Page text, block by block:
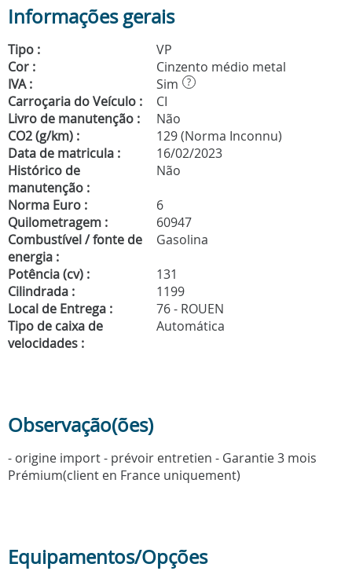
Informações gerais
Tipo :
VP
Cor :
Cinzento médio metal
IVA :
Sim ?
Carroçaria do Veículo :
CI
Livro de manutenção :
Não
CO2 (g/km) :
129 (Norma Inconnu)
Data de matricula :
16/02/2023
Histórico de
manutenção :
Não
Norma Euro :
6
Quilometragem :
60947
Combustível / fonte de
energia :
Gasolina
Potência (cv) :
131
Cilindrada :
1199
Local de Entrega :
76 - ROUEN
Tipo de caixa de
velocidades :
Automática
Observação(ões)
- origine import - prévoir entretien - Garantie 3 mois
Prémium(client en France uniquement)
Equipamentos/Opções